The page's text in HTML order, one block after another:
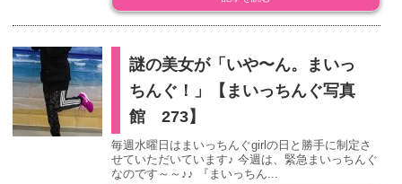
謎の美女が「いや〜ん。まいっ
ちんぐ！」【まいっちんぐ写真
館 273】
毎週水曜日はまいっちんぐgirlの日と勝手に制定さ
せていただいています♪ 今週は、緊急まいっちんぐ
なのです～～♪♪ 『まいっちん...